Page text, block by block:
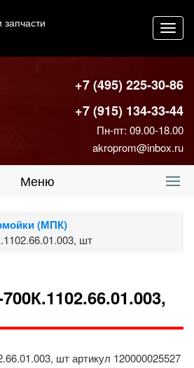
+7 (495) 225-30-86
+7 (915) 134-33-44
Пн-пт: 09.00-18.00
akroprom@inbox.ru
Меню
(МПК)
шт
шт артикул 120000025527